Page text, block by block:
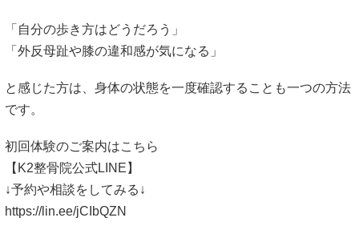
「自分の歩き方はどうだろう」
「外反母趾や膝の違和感が気になる」
と感じた方は、身体の状態を一度確認することも一つの方法
です。
初回体験のご案内はこちら
【K2整骨院公式LINE】
↓予約や相談をしてみる↓
https://lin.ee/jCIbQZN